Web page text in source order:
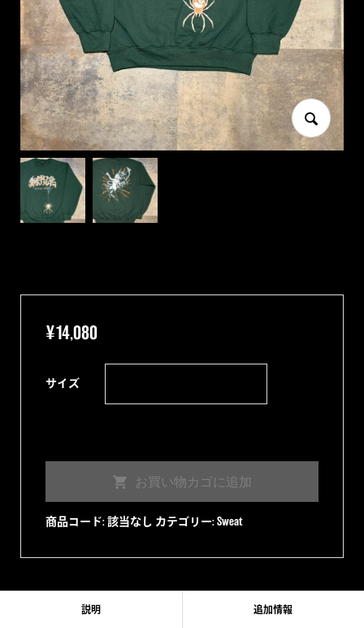
¥14,080
サイズ
Crew
お買い物カゴに追加
商品コード:該当なし カテゴリー:Sweat
説明 追加情報